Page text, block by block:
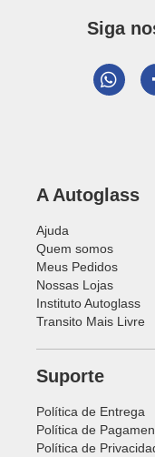
Siga
A Autoglass
Ajuda
Quem somos
Meus Pedidos
Nossas Lojas
Instituto Autoglass
Transito Mais Livre
Suporte
Política de Entrega
Política de
Política de